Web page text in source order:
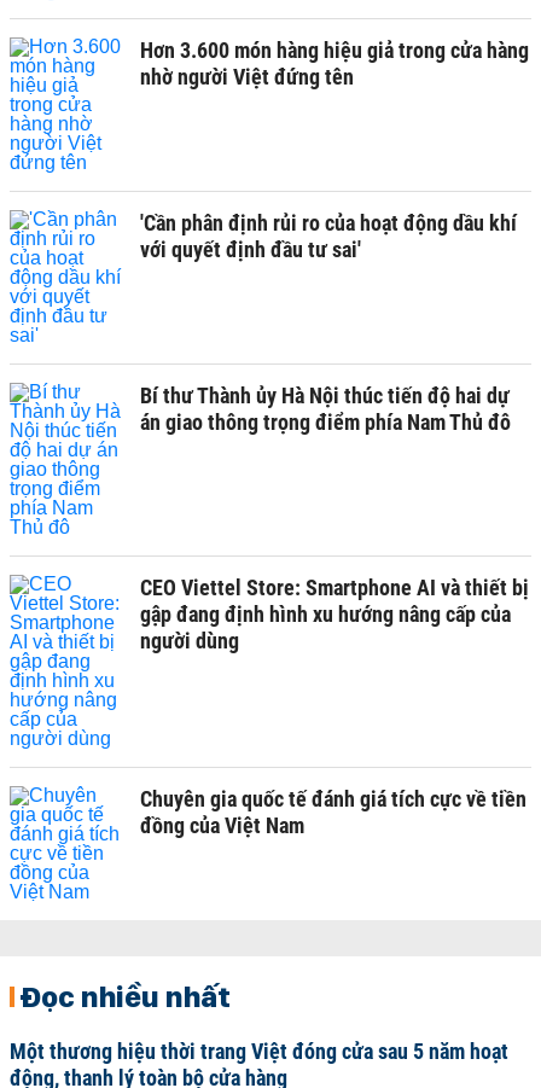
Hơn 3.600 món hàng hiệu giả trong cửa hàng
nhờ người Việt đứng tên
'Cần phân định rủi ro của hoạt động dầu khí
với quyết định đầu tư sai'
Bí thư Thành ủy Hà Nội thúc tiến độ hai dự
án giao thông trọng điểm phía Nam Thủ đô
CEO Viettel Store: Smartphone AI và thiết bị
gập đang định hình xu hướng nâng cấp của
người dùng
Chuyên gia quốc tế đánh giá tích cực về tiền
đồng của Việt Nam
Đọc nhiều nhất
Một thương hiệu thời trang Việt đóng cửa sau 5 năm hoạt
động, thanh lý toàn bộ cửa hàng